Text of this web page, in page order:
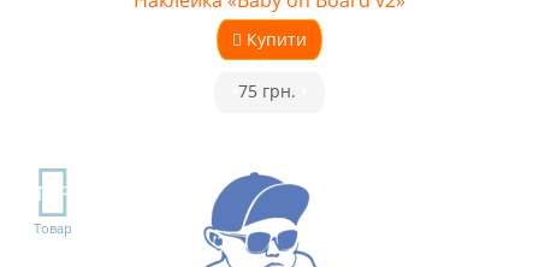
Купити
75 грн.
TOP
Товар